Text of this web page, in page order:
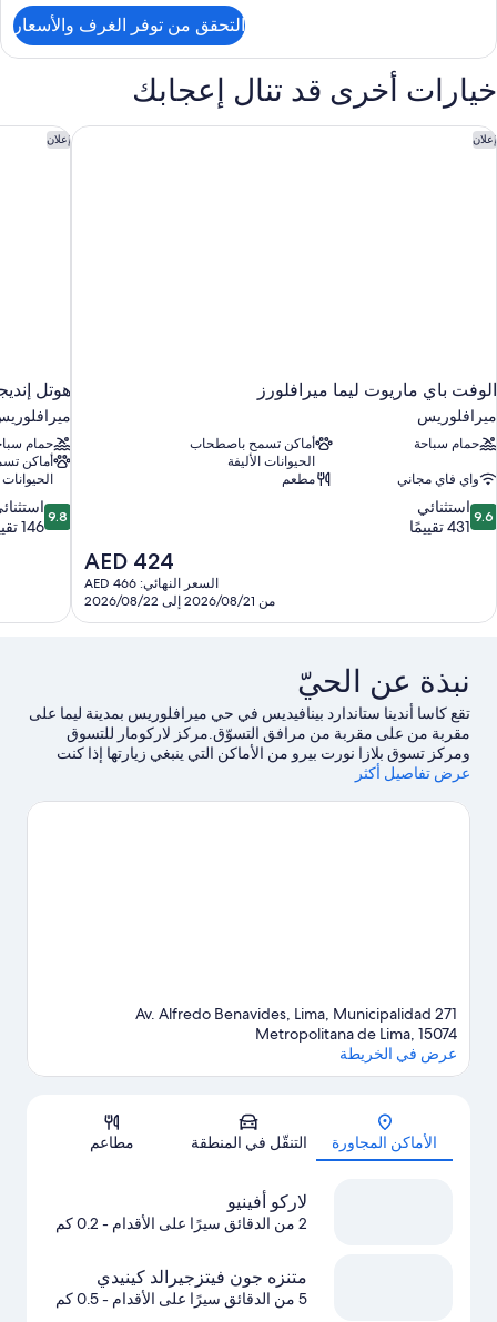
الاحتياجات
الخاصة
غرفة
سوبيريور
-
سرير
ملكي
-
التحقق من توفر الغرف والأسعار
خيارات أخرى قد تنال إعجابك
إعلان
الوفت باي ماريوت ليما ميرافلورز
ميرافلوريس
حمام سباحة
أماكن تسمح باصطحاب
الحيوانات الأليفة
واي فاي مجاني
مطعم
9.6
من
تقييمًا
9.6 استثنائي
431 تقييمًا
السعر
الحالي
هو
AED 424
السعر النهائي: AED 466
من 2026/08/21 إلى 2026/08/22
الوفت باي ماريوت ليما ميرافلورز إعلان
هوتل
حمام
أماكن
الحيوانات
9.8
من
تقييمًا
9.8
146 تقييمًا
هوتل
نبذة عن الحيّ
تقع كاسا أندينا ستاندارد بينافيديس في حي ميرافلوريس بمدينة ليما على
مقربة من ‏على مقربة من مرافق التسوّق.مركز لاركومار للتسوق
ومركز تسوق بلازا نورت بيرو من الأماكن التي ينبغي زيارتها إذا كنت
تنوي التسوق، بينما يُمكن زيارة متنزه ميرافلوريس المركزي لاستكشاف
مباراة في أثناء تواجدك في المدينة؟ احظ بمشاهدة ما يُحدث في الاستاد
عرض تفاصيل أكثر
271 Av. Alfredo Benavides, Lima, Municipalidad
Metropolitana de Lima, 15074
عرض في الخريطة
الأماكن المجاورة التنقّل في المنطقة مطاعم
لاركو أفينيو
2 من الدقائق سيرًا على الأقدام - 0.2 كم
متنزه جون فيتزجيرالد كينيدي
5 من الدقائق سيرًا على الأقدام - 0.5 كم